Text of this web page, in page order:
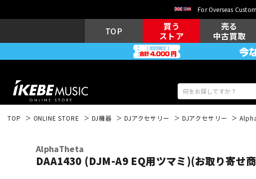
For Overseas
TOP
買う
ストア
売る
中古買取
TOP ONLINE STORE DJ機器 DJアクセサリー DJアクセサリー
AlphaTheta
DAA1430 (DJM-A9 EQ用ツマミ)(お取り寄せ